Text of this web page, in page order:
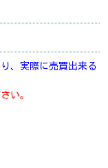
、実際に売買出来る
い。